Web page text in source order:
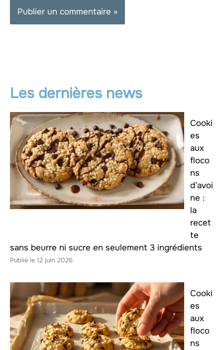
Les dernières news
Cooki
es
aux
floco
ns
d’avoi
ne :
la
recet
te
sans beurre ni sucre en seulement 3 ingrédients
12 juin 2026
Cooki
es
aux
floco
ns